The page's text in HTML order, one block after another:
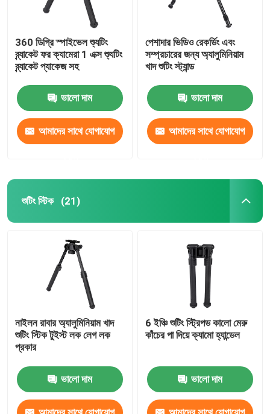
360 ডিগ্রি স্পাইভেল শ্যুটিং
ব্র্যাকেট ফর ক্যামেরা 1 এক্স শ্যুটিং
ব্র্যাকেট প্যাকেজ সহ
ভালো দাম
আমাদের সাথে যোগাযোগ
পেশাদার ভিডিও রেকর্ডিং এবং
সম্প্রচারের জন্য অ্যালুমিনিয়াম
খাদ শুটিং স্ট্যান্ড
ভালো দাম
আমাদের সাথে যোগাযোগ
শুটিং স্টিক (21)
নাইলন রাবার অ্যালুমিনিয়াম খাদ
শুটিং স্টিক টুইস্ট লক লেগ লক
প্রকার
ভালো দাম
6 ইঞ্চি শুটিং স্ট্রিপড কালো মেরু
কাঁচের পা দিয়ে ক্যামো হ্যান্ডেল
ভালো দাম